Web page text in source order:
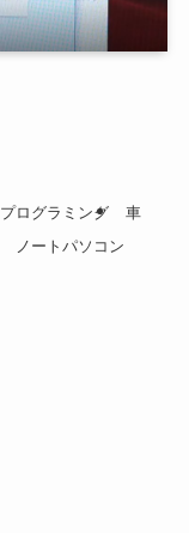
プログラミング
車
ノートパソコン